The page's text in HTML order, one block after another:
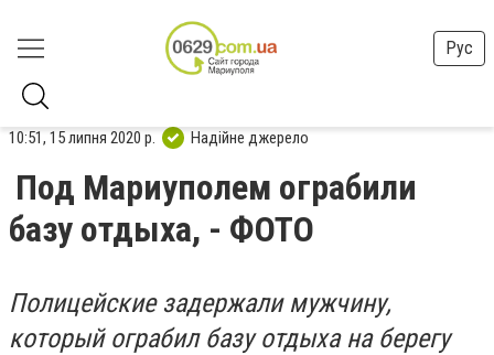
Рус
10:51, 15 липня 2020 р. Надійне джерело
Под Мариуполем ограбили
базу отдыха, - ФОТО
Полицейские задержали мужчину,
который ограбил базу отдыха на берегу